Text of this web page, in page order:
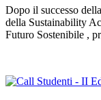
Dopo il successo
della Sustainability
Futuro Sostenibile ,